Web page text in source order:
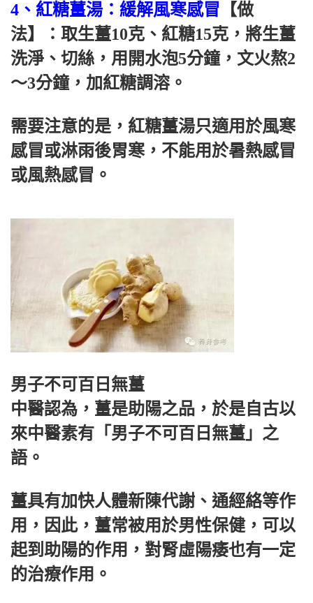
4、紅糖薑湯：緩解風寒感冒 【做
法】：取生薑10克、紅糖15克，將生薑
洗淨、切絲，用開水泡5分鐘，文火熬2
～3分鐘，加紅糖調溶。
需要注意的是，紅糖薑湯只適用於風寒
感冒或淋雨後胃寒，不能用於暑熱感冒
或風熱感冒。
男子不可百日無薑
中醫認為，薑是助陽之品，於是自古以
來中醫素有「男子不可百日無薑」之
語。
薑具有加快人體新陳代謝、通經絡等作
用，因此，薑常被用於男性保健，可以
起到助陽的作用，對腎虛陽痿也有一定
的治療作用。